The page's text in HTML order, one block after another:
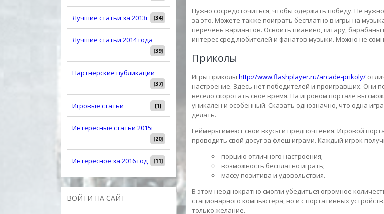
Лучшие статьи за 2013г [34]
Лучшие статьи 2014 года
[39]
Партнерские публикации
[37]
Игровые статьи [1]
Интересные статьи 2015г
[20]
Интересное за 2016 год [11]
ВОЙТИ НА САЙТ
Нужно сосредоточиться, чтобы одержать победу. Не
за это. Можете также поиграть бесплатно в игры на
перечень вариантов. Освоить пианино, гитару,
интерес сред любителей и фанатов музыки. Можно не
Приколы
Игры приколы http://www.flashplayer.ru/arcade-prikoly/
настроение. Здесь нет победителей и проигравших. Они
весело скоротать свое время. На игровом портале вы
уникален и особенный. Сказать однозначно, что одна
делать.
Геймеры имеют свои вкусы и предпочтения. Игровой
проводить свой досуг за флеш играми. Каждый игрок
порцию отличного настроения;
возможность бесплатно играть;
массу позитива и удовольствия.
В этом неоднократно смогли убедиться огромное
стационарного компьютера, но и с портативных
только желание.